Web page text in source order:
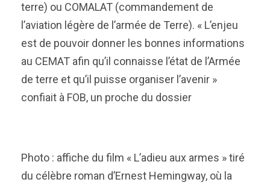
terre) ou COMALAT (commandement de
l’aviation légère de l’armée de Terre). « L’enjeu
est de pouvoir donner les bonnes informations
au CEMAT afin qu’il connaisse l’état de l’Armée
de terre et qu’il puisse organiser l’avenir »
confiait à FOB, un proche du dossier
Photo : affiche du film « L’adieu aux armes » tiré
du célèbre roman d’Ernest Hemingway, où la